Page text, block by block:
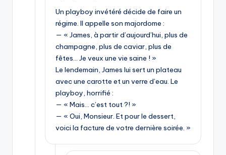
Un playboy invétéré décide de faire un
régime. Il appelle son majordome :
— « James, à partir d’aujourd’hui, plus de
champagne, plus de caviar, plus de
fêtes… Je veux une vie saine ! »
Le lendemain, James lui sert un plateau
avec une carotte et un verre d’eau. Le
playboy, horrifié :
— « Mais… c’est tout ?! »
— « Oui, Monsieur. Et pour le dessert,
voici la facture de votre dernière soirée. »